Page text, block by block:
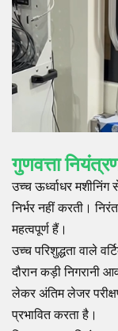
गुणवत्ता
उच्च ऊर्ध्वाधर
निर्भर नहीं करती।
महत्वपूर्ण हैं।
उच्च परिशुद्धता वाले
दौरान कड़ी निगरानी
लेकर अंतिम लेजर
प्रभावित करता है।